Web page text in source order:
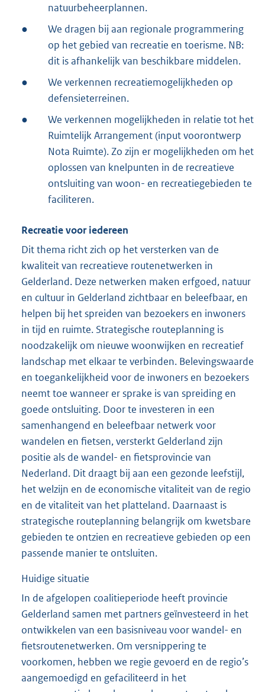
natuurbeheerplannen.
●
We dragen bij aan regionale programmering
op het gebied van recreatie en toerisme. NB:
dit is afhankelijk van beschikbare middelen.
●
We verkennen recreatiemogelijkheden op
defensieterreinen.
●
We verkennen mogelijkheden in relatie tot het
Ruimtelijk Arrangement (input voorontwerp
Nota Ruimte). Zo zijn er mogelijkheden om het
oplossen van knelpunten in de recreatieve
ontsluiting van woon- en recreatiegebieden te
faciliteren.
Recreatie voor iedereen
Dit thema richt zich op het versterken van de
kwaliteit van recreatieve routenetwerken in
Gelderland. Deze netwerken maken erfgoed, natuur
en cultuur in Gelderland zichtbaar en beleefbaar, en
helpen bij het spreiden van bezoekers en inwoners
in tijd en ruimte. Strategische routeplanning is
noodzakelijk om nieuwe woonwijken en recreatief
landschap met elkaar te verbinden. Belevingswaarde
en toegankelijkheid voor de inwoners en bezoekers
neemt toe wanneer er sprake is van spreiding en
goede ontsluiting. Door te investeren in een
samenhangend en beleefbaar netwerk voor
wandelen en fietsen, versterkt Gelderland zijn
positie als de wandel- en fietsprovincie van
Nederland. Dit draagt bij aan een gezonde leefstijl,
het welzijn en de economische vitaliteit van de regio
en de vitaliteit van het platteland. Daarnaast is
strategische routeplanning belangrijk om kwetsbare
gebieden te ontzien en recreatieve gebieden op een
passende manier te ontsluiten.
Huidige situatie
In de afgelopen coalitieperiode heeft provincie
Gelderland samen met partners geïnvesteerd in het
ontwikkelen van een basisniveau voor wandel- en
fietsroutenetwerken. Om versnippering te
voorkomen, hebben we regie gevoerd en de regio’s
aangemoedigd en gefaciliteerd in het